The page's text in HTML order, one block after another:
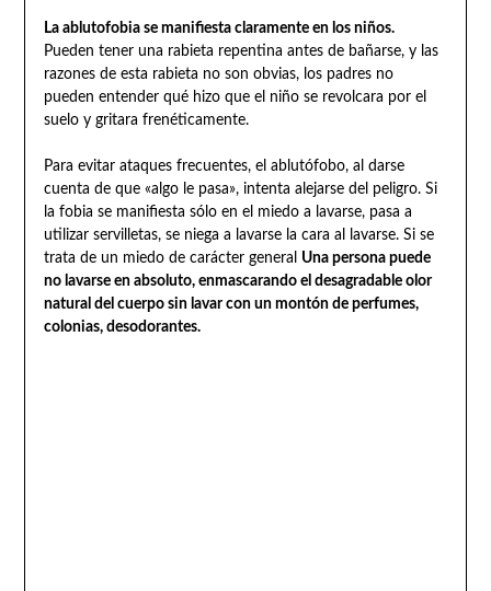
La ablutofobia se manifiesta claramente en los niños.
Pueden tener una rabieta repentina antes de bañarse, y las
razones de esta rabieta no son obvias, los padres no
pueden entender qué hizo que el niño se revolcara por el
suelo y gritara frenéticamente.
Para evitar ataques frecuentes, el ablutófobo, al darse
cuenta de que «algo le pasa», intenta alejarse del peligro. Si
la fobia se manifiesta sólo en el miedo a lavarse, pasa a
utilizar servilletas, se niega a lavarse la cara al lavarse. Si se
trata de un miedo de carácter general
Una persona puede
no lavarse en absoluto, enmascarando el desagradable olor
natural del cuerpo sin lavar con un montón de perfumes,
colonias, desodorantes.